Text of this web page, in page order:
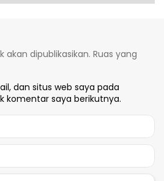
akan dipublikasikan. Ruas yang
dan situs web saya pada
komentar saya berikutnya.